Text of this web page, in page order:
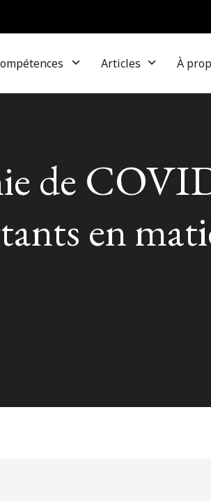
Articles À
de
en